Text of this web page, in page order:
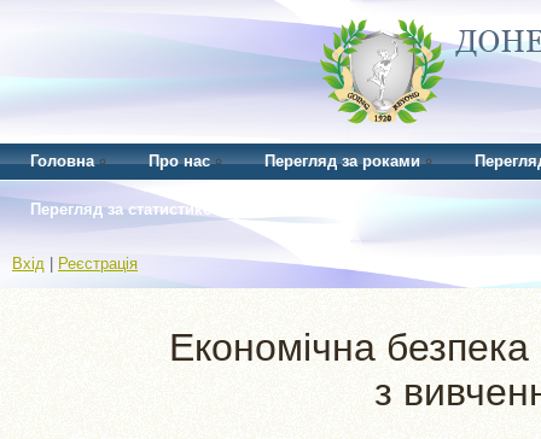
Головна Про нас Перегляд за роками
Перегляд за статистикою
Вхід Реєстрація
Економічна
з